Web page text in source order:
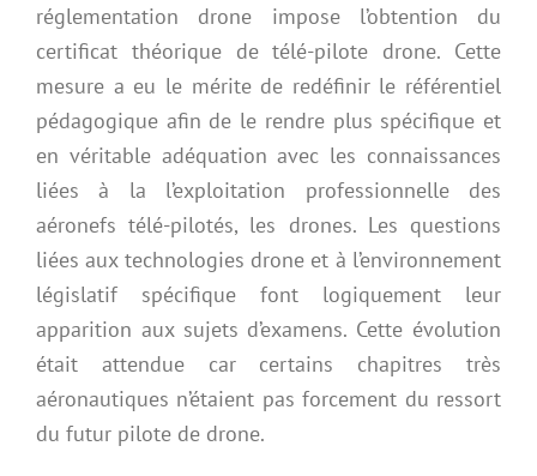
réglementation drone impose l’obtention du
certificat théorique de télé-pilote drone. Cette
mesure a eu le mérite de redéfinir le référentiel
pédagogique afin de le rendre plus spécifique et
en véritable adéquation avec les connaissances
liées à la l’exploitation professionnelle des
aéronefs télé-pilotés, les drones. Les questions
liées aux technologies drone et à l’environnement
législatif spécifique font logiquement leur
apparition aux sujets d’examens. Cette évolution
était attendue car certains chapitres très
aéronautiques n’étaient pas forcement du ressort
du futur pilote de drone.